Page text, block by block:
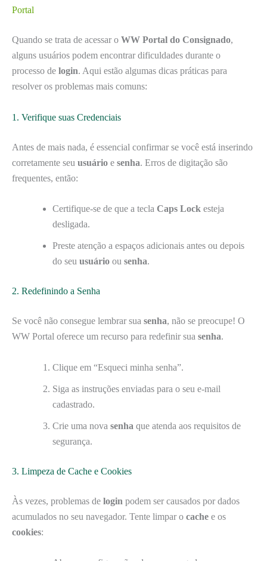
Portal
Quando se trata de acessar o WW Portal do Consignado,
alguns usuários podem encontrar dificuldades durante o
processo de login. Aqui estão algumas dicas práticas para
resolver os problemas mais comuns:
1. Verifique suas Credenciais
Antes de mais nada, é essencial confirmar se você está inserindo
corretamente seu usuário e senha. Erros de digitação são
frequentes, então:
Certifique-se de que a tecla Caps Lock esteja
desligada.
Preste atenção a espaços adicionais antes ou depois
do seu usuário ou senha.
2. Redefinindo a Senha
Se você não consegue lembrar sua senha, não se preocupe! O
WW Portal oferece um recurso para redefinir sua senha.
Clique em “Esqueci minha senha”.
Siga as instruções enviadas para o seu e-mail
cadastrado.
Crie uma nova senha que atenda aos requisitos de
segurança.
3. Limpeza de Cache e Cookies
Às vezes, problemas de login podem ser causados por dados
acumulados no seu navegador. Tente limpar o cache e os
cookies: